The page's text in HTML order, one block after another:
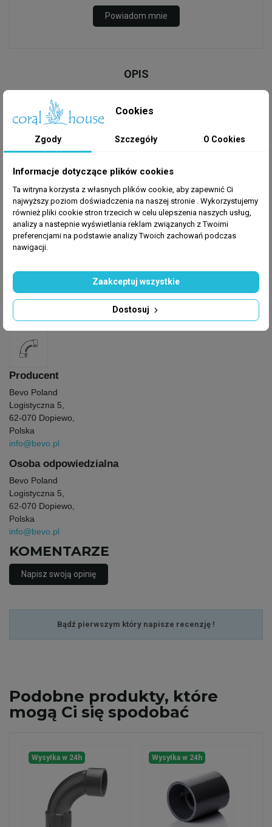
Powiadom mnie
OPIS
Redukcja krótka PVC-U 75mm x 40mm
króciec i klejoną mufę, i maksymalne ciśnienie
robocze do 16 bar. Wszystkie złączki na spoiwo BS
są zgodne z EN-ISO 1452-3.
GPSR
Producent: Hydraulika
Producent
Bevo Poland
Logistyczna 5,
62-070 Dopiewo,
Polska
info@bevo.pl
Osoba odpowiedzialna
Bevo Poland
Logistyczna 5,
62-070 Dopiewo,
Polska
info@bevo.pl
KOMENTARZE
Napisz swoją opinię
Bądź pierwszym który napisze recenzję !
Podobne produkty, które
mogą Ci się spodobać
Wysyłka w 24h Wysyłka w 24h
Cookies
Zgody Szczegóły O Cookies
Informacje dotyczące plików cookies
Ta witryna korzysta z własnych plików cookie, aby zapewnić Ci
najwyższy poziom doświadczenia na naszej stronie . Wykorzystujemy
również pliki cookie stron trzecich w celu ulepszenia naszych usług,
analizy a nastepnie wyświetlania reklam związanych z Twoimi
preferencjami na podstawie analizy Twoich zachowań podczas
nawigacji.
Dostosuj
Zaakceptuj wszystkie